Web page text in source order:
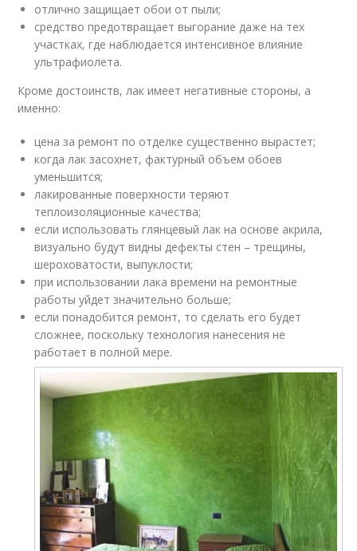
отлично защищает обои от пыли;
средство предотвращает выгорание даже на тех
участках, где наблюдается интенсивное влияние
ультрафиолета.
Кроме достоинств, лак имеет негативные стороны, а
именно:
цена за ремонт по отделке существенно вырастет;
когда лак засохнет, фактурный объем обоев
уменьшится;
лакированные поверхности теряют
теплоизоляционные качества;
если использовать глянцевый лак на основе акрила,
визуально будут видны дефекты стен – трещины,
шероховатости, выпуклости;
при использовании лака времени на ремонтные
работы уйдет значительно больше;
если понадобится ремонт, то сделать его будет
сложнее, поскольку технология нанесения не
работает в полной мере.